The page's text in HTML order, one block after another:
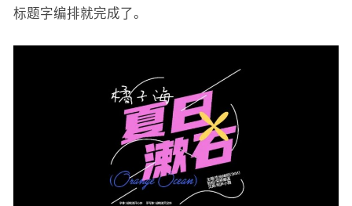
标题字编排就完成了。